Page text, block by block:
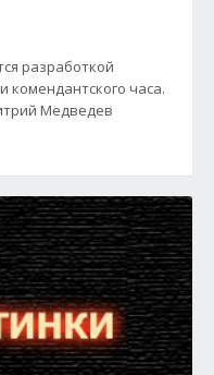
разработкой
комендантского часа.
Медведев